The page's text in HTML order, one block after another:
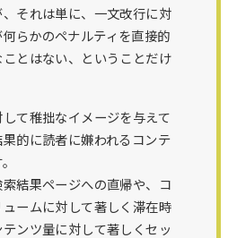
、それは単に、一文改行に対
らかのペナルティを直接的
ことはない、ということだけ
して稚拙なイメージを与えて
果的に読者に嫌われるコンテ
結果ページへの直帰や、コ
ュームに対して著しく滞在時
ンツ量に対して著しくセッ